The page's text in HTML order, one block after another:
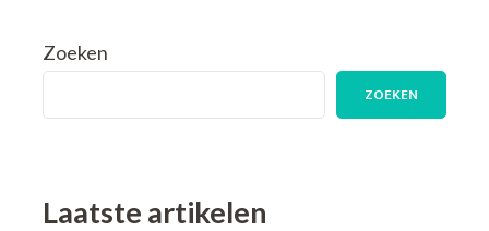
Zoeken
ZOEKEN
Laatste artikelen